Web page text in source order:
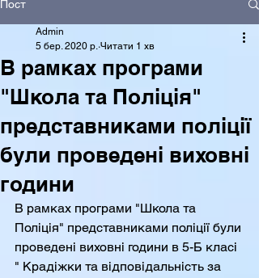
Пост
В рамках програми
"Школа та Поліція"
представниками поліції
були проведені виховні
години
Admin
5 бер. 2020 р. Читати 1 хв
В рамках програми "Школа та
Поліція" представниками поліції були
проведені виховні години в 5-Б класі
" Крадіжки та відповідальність за